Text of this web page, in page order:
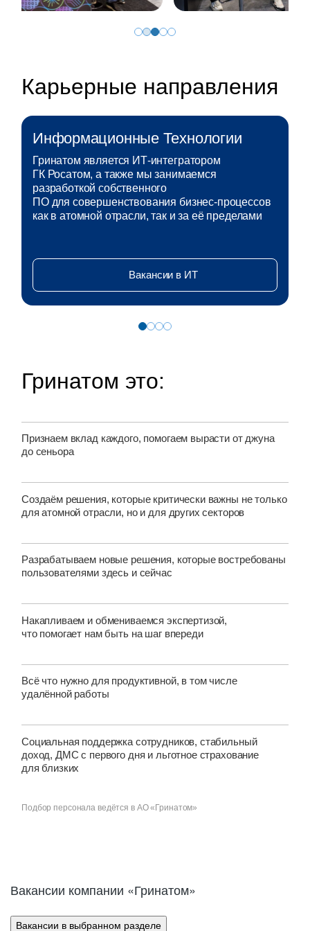
Карьерные направления
Информационные Технологии
Гринатом является ИТ‑интегратором
ГК Росатом, а также мы занимаемся
разработкой собственного
ПО для совершенствования бизнес-процессов
как в атомной отрасли, так и за её пределами
Вакансии в ИТ
Гринатом это:
Признаем вклад каждого, помогаем вырасти от джуна
до сеньора
Создаём решения, которые критически важны не только
для атомной отрасли, но и для других секторов
Разрабатываем новые решения, которые востребованы
пользователями здесь и сейчас
Накапливаем и обмениваемся экспертизой,
что помогает нам быть на шаг впереди
Всё что нужно для продуктивной, в том числе
удалённой работы
Социальная поддержка сотрудников, стабильный
доход, ДМС с первого дня и льготное страхование
для близких
Разработка
Подбор персонала ведётся в АО «Гринатом»
Вакансии компании «Гринатом»
Вакансии в выбранном разделе